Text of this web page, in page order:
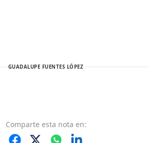
GUADALUPE FUENTES LÓPEZ
Comparte esta nota en: